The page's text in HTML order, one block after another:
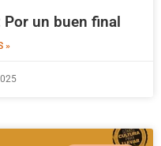
un buen final
»